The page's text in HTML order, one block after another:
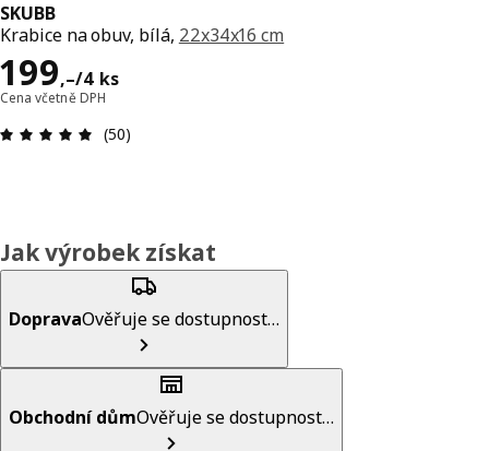
SKUBB
Krabice na obuv, bílá, 22x34x16 cm
199,–/4 ks
Cena 199,–/4 ks
Cena včetně DPH
(50)
Jak výrobek získat
DopravaOvěřuje se dostupnost…
Obchodní důmOvěřuje se dostupnost…